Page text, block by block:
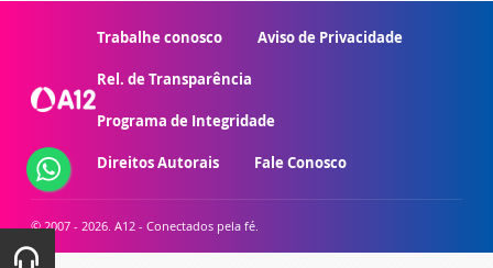
Trabalhe conosco Aviso de Privacidade
Rel. de Transparência
Programa de Integridade
Direitos Autorais Fale Conosco
© 2007 - 2026. A12 - Conectados pela fé.